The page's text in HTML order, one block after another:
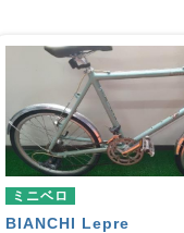
ミニベロ
ternSURGE 2021年モデ